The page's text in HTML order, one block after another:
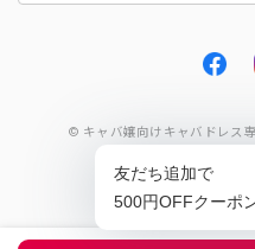
© キャバ嬢向けキャバドレス